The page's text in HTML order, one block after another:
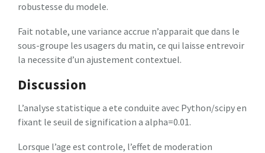
robustesse du modele.
Fait notable, une variance accrue n’apparait que dans le
sous-groupe les usagers du matin, ce qui laisse entrevoir
la necessite d’un ajustement contextuel.
Discussion
L’analyse statistique a ete conduite avec Python/scipy en
fixant le seuil de signification a alpha=0.01.
Lorsque l’age est controle, l’effet de moderation